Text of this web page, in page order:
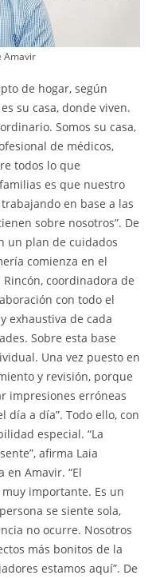
Amavir
de hogar, según
su casa, donde viven.
Somos su casa,
de médicos,
todos lo que
es que nuestro
en base a las
sobre nosotros”. De
un plan de cuidados
comienza en el
coordinadora de
con todo el
exhaustiva de cada
Sobre esta base
Una vez puesto en
y revisión, porque
impresiones erróneas
día a día”. Todo ello, con
especial. “La
afirma Laia
en Amavir. “El
importante. Es un
se siente sola,
no ocurre. Nosotros
más bonitos de la
estamos aquí”. De